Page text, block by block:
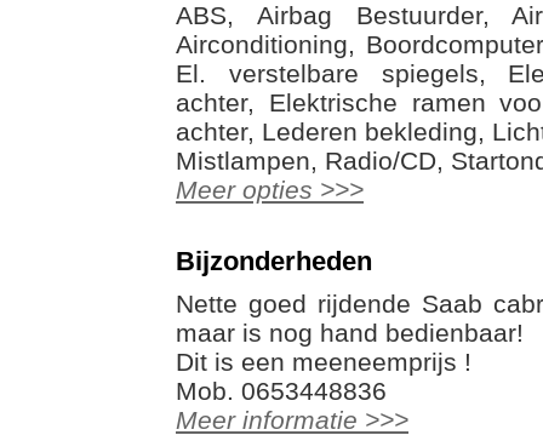
ABS, Airbag Bestuurder,
Airconditioning,
El. verstelbare spiegels,
achter, Elektrische ramen
achter, Lederen bekleding,
Mistlampen, Radio/CD,
Meer opties >>>
Bijzonderheden
Nette goed rijdende Saab
maar is nog hand bedienbaar!
Dit is een meeneemprijs !
Mob. 0653448836
Meer informatie >>>